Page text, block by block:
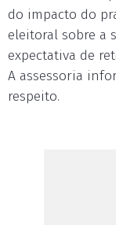
do impacto do
eleitoral sobre a
expectativa de
A assessoria
respeito.